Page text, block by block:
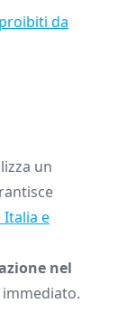
da
un
e
nel